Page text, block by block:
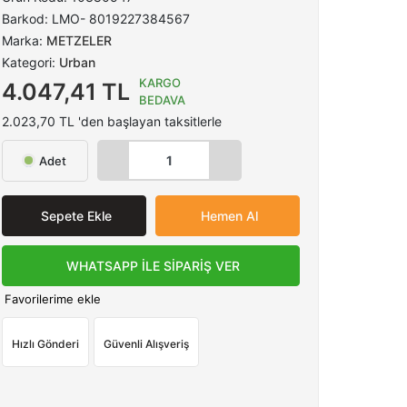
434 31 42
, EFT ÖZEL İNDİRİMLER...
Barkod: LMO- 8019227384567
Marka: METZELER
Kategori: Urban
4.047,41 TL
KARGO
BEDAVA
2.023,70 TL 'den başlayan taksitlerle
Adet
Sepete Ekle Hemen Al
WHATSAPP İLE SİPARİŞ VER
Favorilerime ekle
Hızlı Gönderi Güvenli Alışveriş